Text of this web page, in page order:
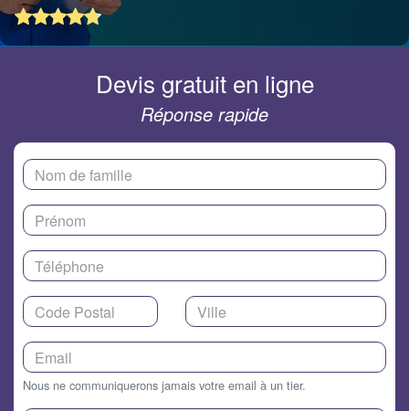
Devis gratuit en ligne
Réponse rapide
Nous ne communiquerons jamais votre email à un tier.